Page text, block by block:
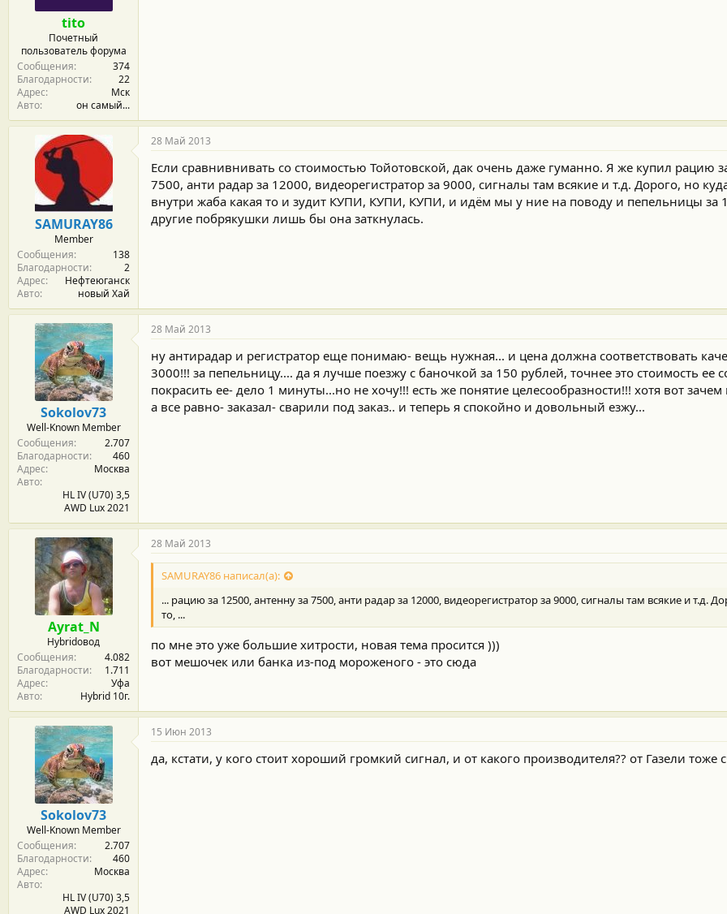
tito
Почетный
пользователь форума
Сообщения
374
Благодарности
22
Адрес
Мск
Авто
он самый...
SAMURAY86
Member
Сообщения
138
Благодарности
2
Адрес
Нефтеюганск
Авто
новый Хай
28 Май 2013
Если сравнивнивать со стоимостью Тойотовской, дак очень даже гуманно. Я же купил рацию
7500, анти радар за 12000, видеорегистратор за 9000, сигналы там всякие и т.д. Дорого, но
внутри жаба какая то и зудит КУПИ, КУПИ, КУПИ, и идём мы у ние на поводу и пепельницы за
другие побрякушки лишь бы она заткнулась.
Sokolov73
Well-Known Member
Сообщения
2.707
Благодарности
460
Адрес
Москва
Авто
HL IV (U70) 3,5
AWD Lux 2021
28 Май 2013
ну антирадар и регистратор еще понимаю- вещь нужная... и цена должна соответствовать
3000!!! за пепельницу.... да я лучше поезжу с баночкой за 150 рублей, точнее это стоимость ее
покрасить ее- дело 1 минуты...но не хочу!!! есть же понятие целесообразности!!! хотя вот
а все равно- заказал- сварили под заказ.. и теперь я спокойно и довольный езжу...
Ayrat_N
Hybridовод
Сообщения
4.082
Благодарности
1.711
Адрес
Уфа
Авто
Hybrid 10г.
28 Май 2013
SAMURAY86 написал(а):
... рацию за 12500, антенну за 7500, анти радар за 12000, видеорегистратор за 9000, сигналы там всякие и т.д.
то, ...
по мне это уже большие хитрости, новая тема просится )))
вот мешочек или банка из-под мороженого - это сюда
Sokolov73
Well-Known Member
Сообщения
2.707
Благодарности
460
Адрес
Москва
Авто
HL IV (U70) 3,5
AWD Lux 2021
15 Июн 2013
да, кстати, у кого стоит хороший громкий сигнал, и от какого производителя?? от Газели тоже